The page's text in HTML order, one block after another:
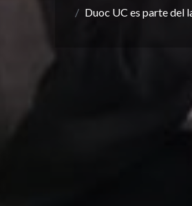
Duoc UC es parte del